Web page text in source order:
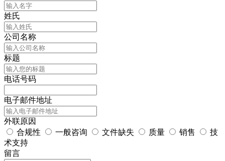
姓氏
公司名称
标题
电话号码
电子邮件地址
外联原因
合规性
一般咨询 文件缺失 质量 销售
技
术支持
留言